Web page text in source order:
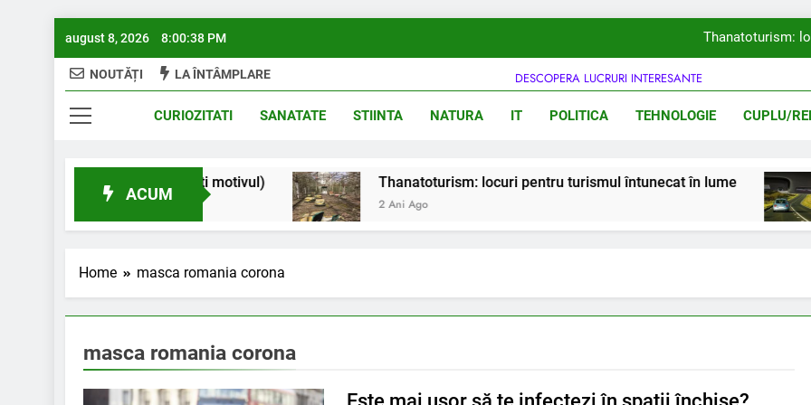
content
august 8, 2026 8:00:38 PM Thanatoturism:
Există oceane
Thanatoturism:
DESCOPERA LUCRURI INTERESANTE
NOUTĂȚI LA ÎNTÂMPLARE
CURIOZITATI SANATATE STIINTA NATURA IT POLITICA TEHNOLOGIE CUPLU/
ACUM
gâtul atât de lung? (aflați motivul) Thanatoturism: locuri pentru turismul întunecat în lume
2 Ani Ago
Home masca romania corona
masca romania corona